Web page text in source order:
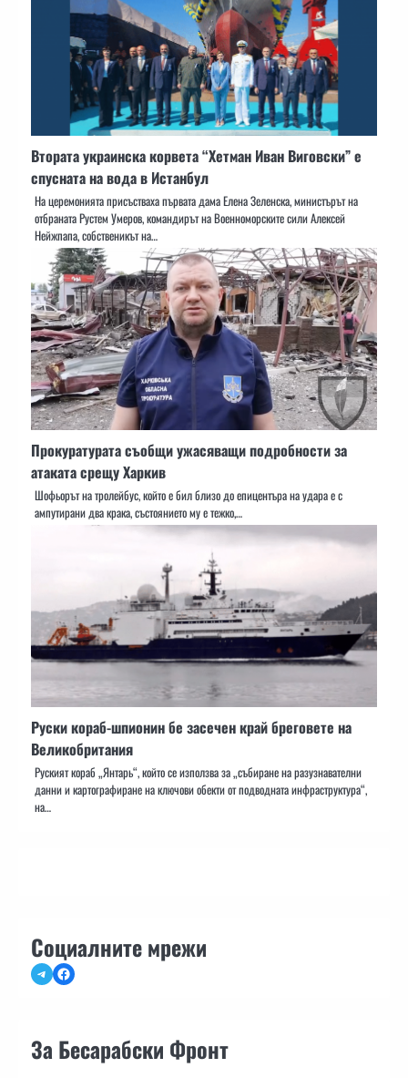
Втората украинска корвета “Хетман Иван Виговски” е
спусната на вода в Истанбул
На церемонията присъстваха първата дама Елена Зеленска, министърът на
отбраната Рустем Умеров, командирът на Военноморските сили Алексей
Нейжпапа, собственикът на…
Прокуратурата съобщи ужасяващи подробности за
атаката срещу Харкив
Шофьорът на тролейбус, който е бил близо до епицентъра на удара е с
ампутирани два крака, състоянието му е тежко,…
Руски кораб-шпионин бе засечен край бреговете на
Великобритания
Руският кораб „Янтарь“, който се използва за „събиране на разузнавателни
данни и картографиране на ключови обекти от подводната инфраструктура“,
на…
Социалните мрежи
TelegramFacebook
За Бесарабски Фронт